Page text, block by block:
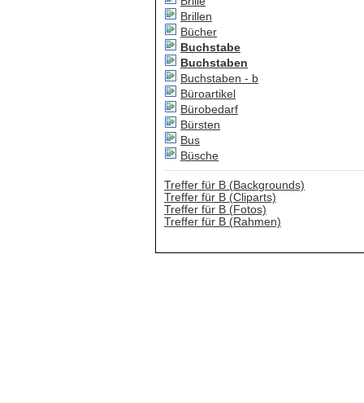
Brillen
Bücher
Buchstabe
Buchstaben
Buchstaben - b
Büroartikel
Bürobedarf
Bürsten
Bus
Büsche
Treffer für B (Backgrounds)
Treffer für B (Cliparts)
Treffer für B (Fotos)
Treffer für B (Rahmen)